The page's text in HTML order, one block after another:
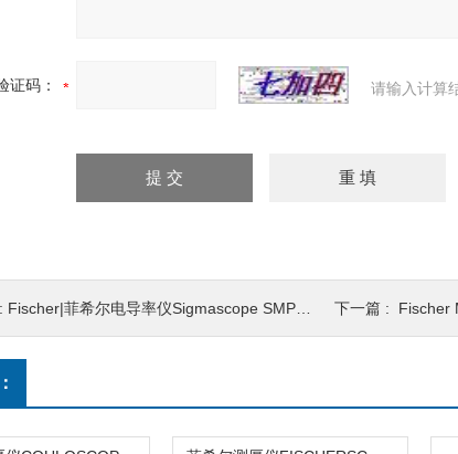
证码： 请输入计算
Fischer|菲希尔电导率仪Sigmascope SMP350 下一篇 : Fischer